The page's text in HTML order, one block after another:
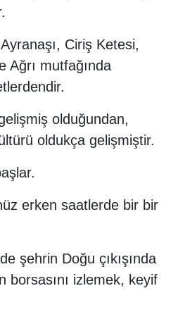
Ciriş Ketesi,
Ağrı mutfağında
olduğundan,
oldukça gelişmiştir.
erken saatlerde bir bir
şehrin Doğu çıkışında
borsasını izlemek, keyif